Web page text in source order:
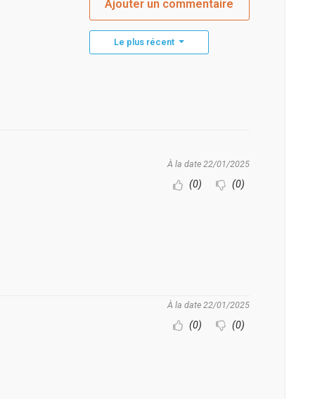
Ajouter un commentaire
Le plus récent
À la date 22/01/2025
(0) (0)
À la date 22/01/2025
(0) (0)